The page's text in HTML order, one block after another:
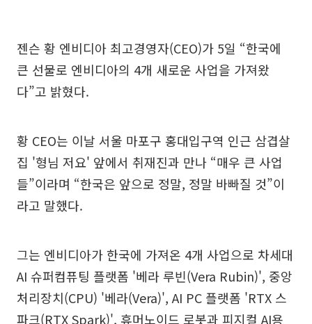
젠슨 황 엔비디아 최고경영자(CEO)가 5일 “한국에
큰 선물로 엔비디아의 4개 새로운 사업을 가져왔
다”고 밝혔다.
황 CEO는 이날 서울 마포구 홍대입구역 인근 삼겹살
집 '형님 저요' 앞에서 취재진과 만나 “매우 큰 사업
들”이라며 “한국은 앞으로 정말, 정말 바빠질 것”이
라고 말했다.
그는 엔비디아가 한국에 가져온 4개 사업으로 차세대
AI 슈퍼컴퓨팅 플랫폼 '베라 루빈(Vera Rubin)', 중앙
처리장치(CPU) '베라(Vera)', AI PC 플랫폼 'RTX 스
파크(RTX Spark)', 휴머노이드 로봇과 피지컬 AI용